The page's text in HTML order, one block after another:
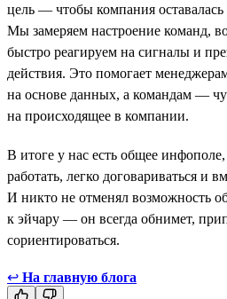
цель — чтобы компания
Мы замеряем настроение команд,
быстро реагируем на сигналы и
действия. Это помогает
на основе данных, а командам —
на происходящее в компании.
В итоге у нас есть общее
работать, легко договариваться и
И никто не отменял возможность
к эйчару — он всегда обнимет,
сориентироваться.
↩ На главную блога